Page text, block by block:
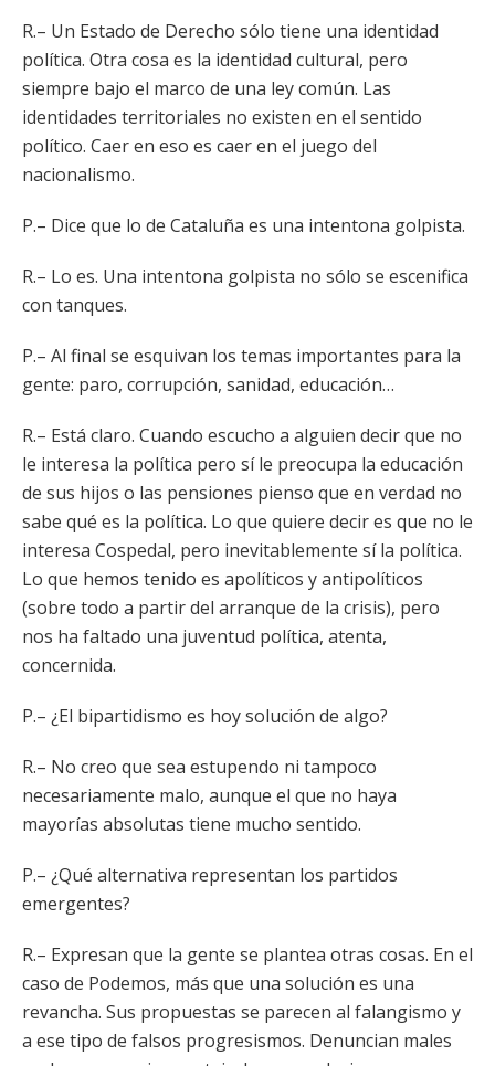
R.– Un Estado de Derecho sólo tiene una identidad
política. Otra cosa es la identidad cultural, pero
siempre bajo el marco de una ley común. Las
identidades territoriales no existen en el sentido
político. Caer en eso es caer en el juego del
nacionalismo.
P.– Dice que lo de Cataluña es una intentona golpista.
R.– Lo es. Una intentona golpista no sólo se escenifica
con tanques.
P.– Al final se esquivan los temas importantes para la
gente: paro, corrupción, sanidad, educación…
R.– Está claro. Cuando escucho a alguien decir que no
le interesa la política pero sí le preocupa la educación
de sus hijos o las pensiones pienso que en verdad no
sabe qué es la política. Lo que quiere decir es que no le
interesa Cospedal, pero inevitablemente sí la política.
Lo que hemos tenido es apolíticos y antipolíticos
(sobre todo a partir del arranque de la crisis), pero
nos ha faltado una juventud política, atenta,
concernida.
P.– ¿El bipartidismo es hoy solución de algo?
R.– No creo que sea estupendo ni tampoco
necesariamente malo, aunque el que no haya
mayorías absolutas tiene mucho sentido.
P.– ¿Qué alternativa representan los partidos
emergentes?
R.– Expresan que la gente se plantea otras cosas. En el
caso de Podemos, más que una solución es una
revancha. Sus propuestas se parecen al falangismo y
a ese tipo de falsos progresismos. Denuncian males